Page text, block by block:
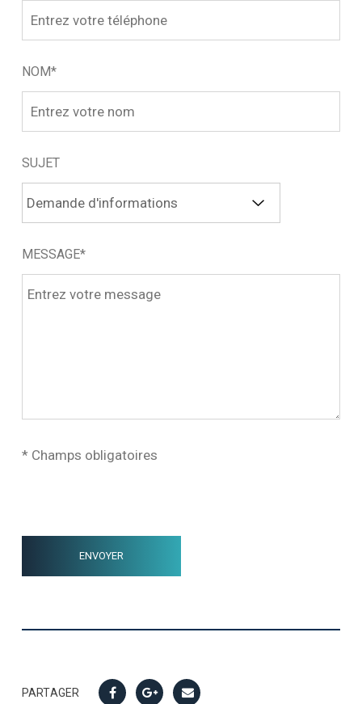
NOM*
SUJET
MESSAGE*
* Champs obligatoires
PARTAGER